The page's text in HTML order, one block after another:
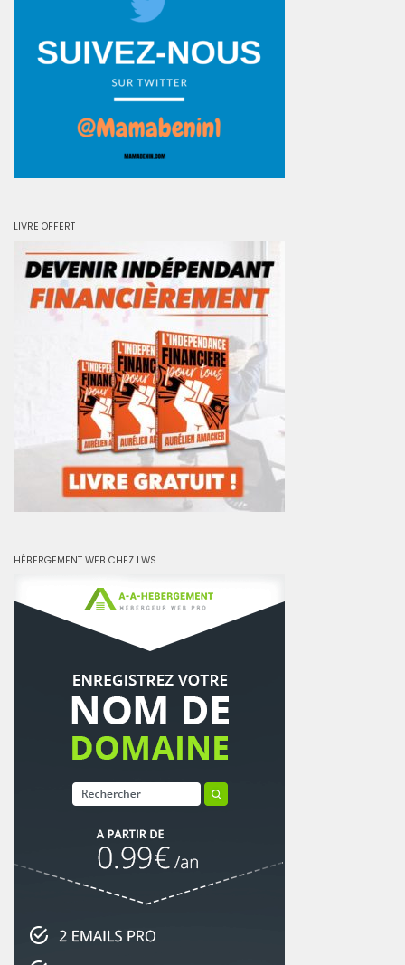
LIVRE OFFERT
HÉBERGEMENT WEB CHEZ LWS